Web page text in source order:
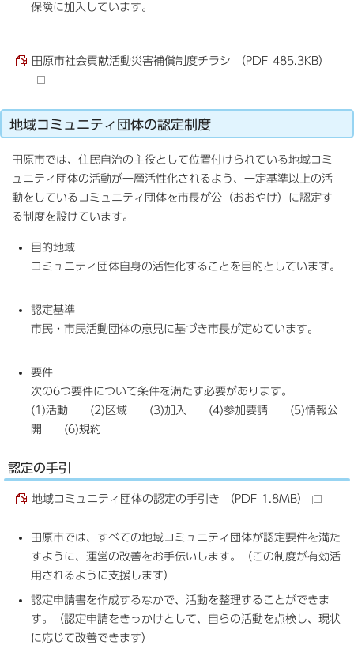
保険に加入しています。
田原市社会貢献活動災害補償制度チラシ （PDF 485.3KB）
地域コミュニティ団体の認定制度
田原市では、住民自治の主役として位置付けられている地域コミ
ュニティ団体の活動が一層活性化されるよう、一定基準以上の活
動をしているコミュニティ団体を市長が公（おおやけ）に認定す
る制度を設けています。
目的地域
コミュニティ団体自身の活性化することを目的としています。
認定基準
市民・市民活動団体の意見に基づき市長が定めています。
要件
次の6つ要件について条件を満たす必要があります。
(1)活動 (2)区域 (3)加入 (4)参加要請 (5)情報公
開 (6)規約
認定の手引
地域コミュニティ団体の認定の手引き （PDF 1.8MB）
田原市では、すべての地域コミュニティ団体が認定要件を満た
すように、運営の改善をお手伝いします。（この制度が有効活
用されるように支援します）
認定申請書を作成するなかで、活動を整理することができま
す。（認定申請をきっかけとして、自らの活動を点検し、現状
に応じて改善できます）